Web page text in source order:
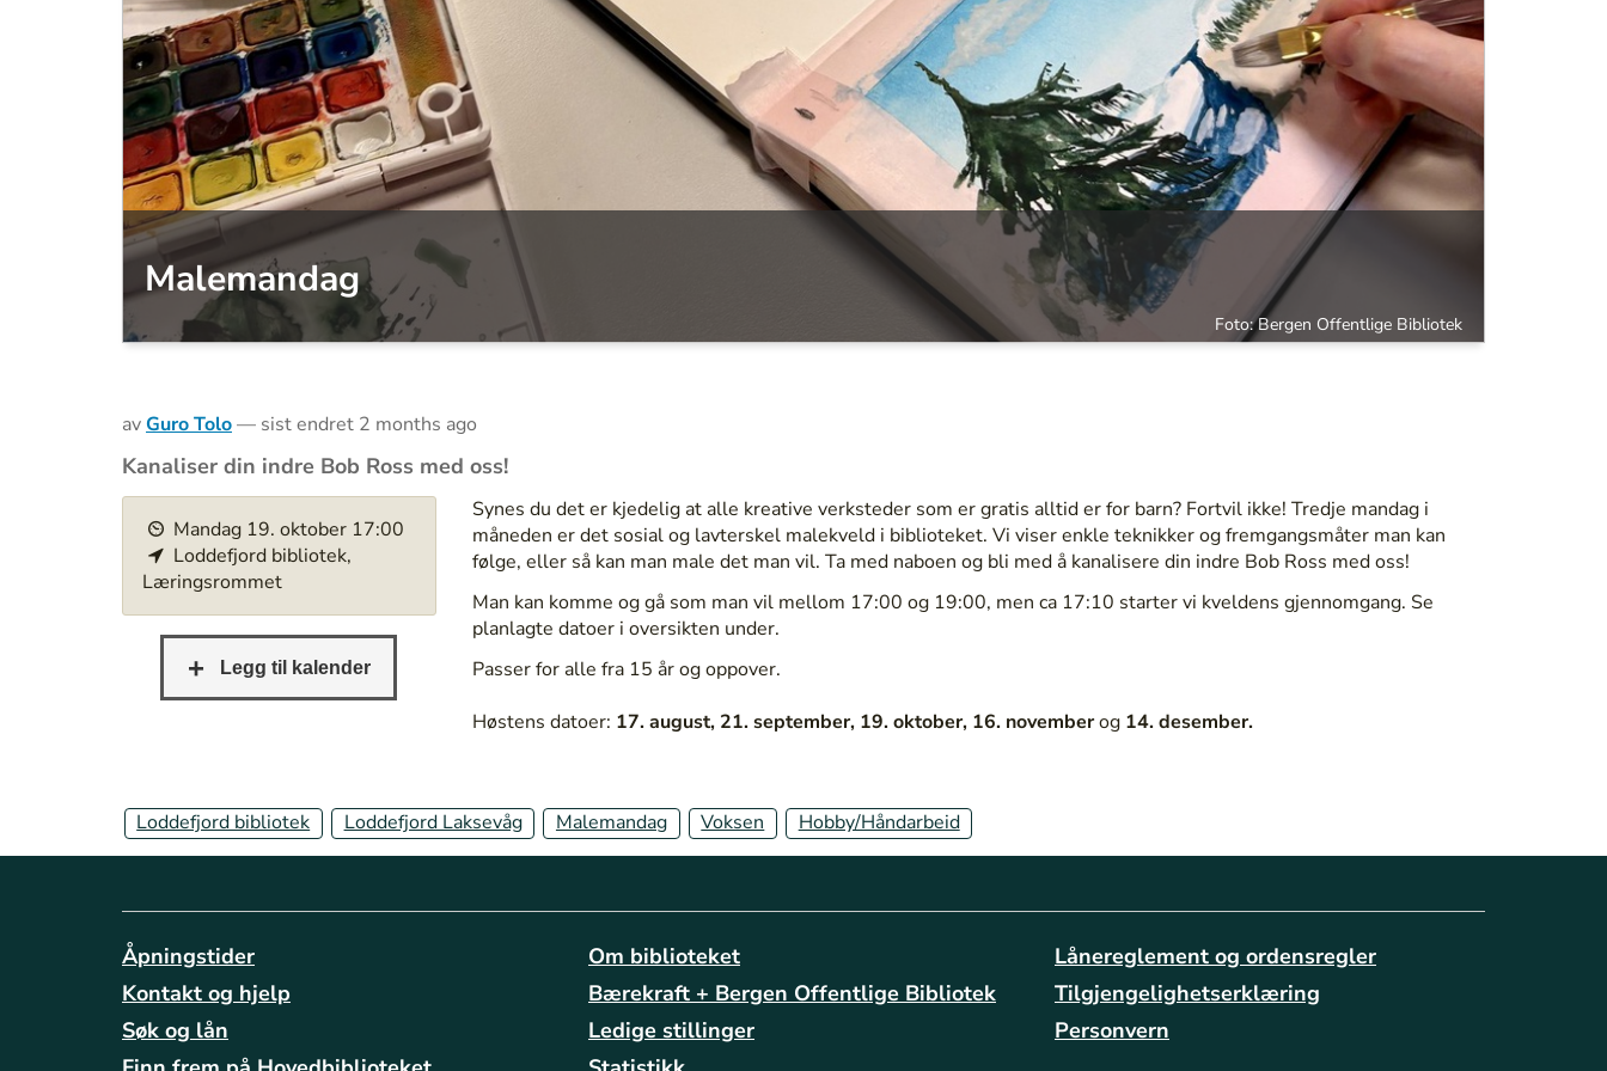
Malemandag
Foto: Bergen Offentlige Bibliotek
avGuro Tolo— sist endret 2 months ago
Kanaliser din indre Bob Ross med oss!
h
s
n
l
i
o
t
e
Mandag 19.oktober 17:00
Loddefjord bibliotek,
Læringsrommet
Synes du det er kjedelig at alle kreative verksteder som er gratis alltid er for barn? Fortvil ikke! Tredje mandag i
måneden er det sosial og lavterskel malekveld i biblioteket. Vi viser enkle teknikker og fremgangsmåter man kan
følge, eller så kan man male det man vil. Ta med naboen og bli med å kanalisere din indre Bob Ross med oss!
Man kan komme og gå som man vil mellom 17:00 og 19:00, men ca 17:10 starter vi kveldens gjennomgang. Se
planlagte datoer i oversikten under.
Passer for alle fra 15 år og oppover.
Høstens datoer: 17. august, 21. september, 19. oktober, 16. novemberog14. desember.
Loddefjord bibliotek Loddefjord Laksevåg Malemandag Voksen Hobby/Håndarbeid
Åpningstider
Kontakt og hjelp
Søk og lån
Om biblioteket
Bærekraft + Bergen Offentlige Bibliotek
Ledige stillinger
Lånereglement og ordensregler
Tilgjengelighetserklæring
Personvern